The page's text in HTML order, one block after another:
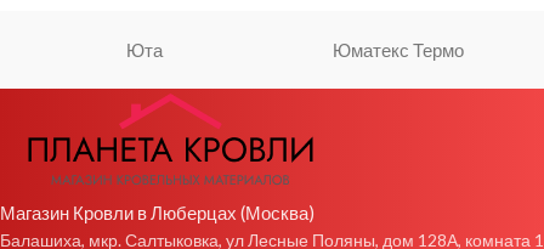
Юта Юматекс Термо
Магазин Кровли в Люберцах (Москва)
Балашиха, мкр. Салтыковка, ул Лесные Поляны, дом 128А, комната 1